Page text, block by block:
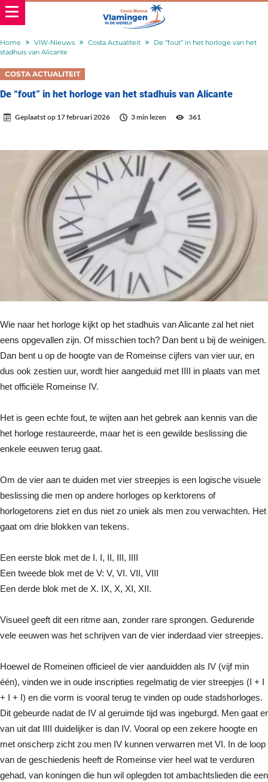
Home VIW-Nieuws Costa Actualiteit
De “fout” in het horloge van het
stadhuis van Alicante
COSTA ACTUALITEIT
De “fout” in het horloge van het stadhuis van Alicante
Geplaatst op 17 februari 2026 3 min lezen 361
Wie naar het horloge kijkt op het stadhuis van Alicante zal het niet
eens opgevallen zijn. Of misschien toch? Dan bent u bij de weinigen.
Dan bent u op de hoogte van de Romeinse cijfers van vier uur, en
dus ook zestien uur, wordt hier aangeduid met IIII in plaats van met
het officiële Romeinse IV.
Het is geen echte fout, te wijten aan het gebrek aan kennis van die
het horloge restaureerde, maar het is een gewilde beslissing die
enkele eeuwen terug gaat.
Om de vier aan te duiden met vier streepjes is een logische visuele
beslissing die men op andere horloges op kerktorens of
horlogetorens ziet en dus niet zo uniek als men zou verwachten. Het
gaat om drie blokken van tekens.
Een eerste blok met de I. I, II, III, IIII
Een tweede blok met de V: V, VI. VII, VIII
Een derde blok met de X. IX, X, XI, XII.
Visueel geeft dit een ritme aan, zonder rare sprongen. Gedurende
vele eeuwen was het schrijven van de vier inderdaad vier streepjes.
Hoewel de Romeinen officieel de vier aanduidden als IV (vijf min
één), vinden we in oude inscripties regelmatig de vier streepjes (I + I
+ I + I) en die vorm is vooral terug te vinden op oude stadshorloges.
Dit gebeurde nadat de IV al geruimde tijd was ingeburgd. Men gaat er
van uit dat IIII duidelijker is dan IV. Vooral op een zekere hoogte en
met onscherp zicht zou men IV kunnen verwarren met VI. In de loop
van de geschiedenis heeft de Romeinse vier heel wat te verduren
gehad, van koningen die hun wil oplegden tot ambachtslieden die een